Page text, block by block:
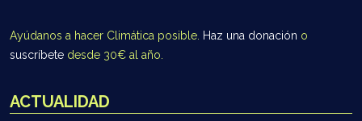
ACTUALIDAD
Ayúdanos a hacer Climática posible. Haz una donación o
suscríbete desde 30€ al año.